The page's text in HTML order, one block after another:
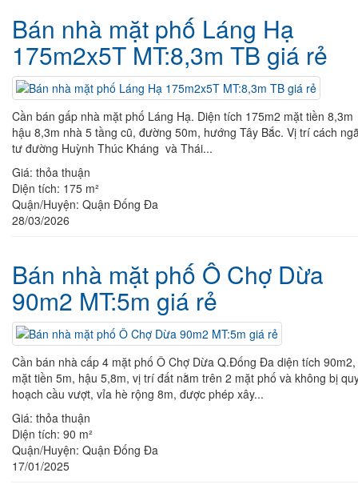
Bán nhà mặt phố Láng Hạ
175m2x5T MT:8,3m TB giá rẻ
Cần bán gấp nhà mặt phố Láng Hạ. Diện tích 175m2 mặt tiền 8,3m
hậu 8,3m nhà 5 tầng cũ, đường 50m, hướng Tây Bắc. Vị trí cách
tư đường Huỳnh Thúc Kháng và Thái...
Giá: thỏa thuận
Diện tích: 175 m²
Quận/Huyện: Quận Đống Đa
28/03/2026
Bán nhà mặt phố Ô Chợ Dừa
90m2 MT:5m giá rẻ
Cần bán nhà cấp 4 mặt phố Ô Chợ Dừa Q.Đống Đa diện tích 90m2,
mặt tiền 5m, hậu 5,8m, vị trí đất nằm trên 2 mặt phố và không bị
hoạch cầu vượt, vỉa hè rộng 8m, được phép xây...
Giá: thỏa thuận
Diện tích: 90 m²
Quận/Huyện: Quận Đống Đa
17/01/2025